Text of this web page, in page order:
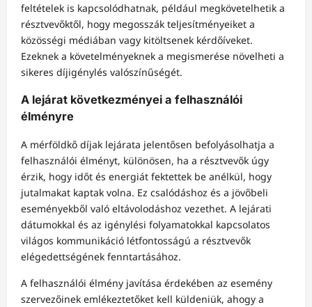
feltételek is kapcsolódhatnak, például megkövetelhetik a
résztvevőktől, hogy megosszák teljesítményeiket a
közösségi médiában vagy kitöltsenek kérdőíveket.
Ezeknek a követelményeknek a megismerése növelheti a
sikeres díjigénylés valószínűségét.
A lejárat következményei a felhasználói
élményre
A mérföldkő díjak lejárata jelentősen befolyásolhatja a
felhasználói élményt, különösen, ha a résztvevők úgy
érzik, hogy időt és energiát fektettek be anélkül, hogy
jutalmakat kaptak volna. Ez csalódáshoz és a jövőbeli
eseményekből való eltávolodáshoz vezethet. A lejárati
dátumokkal és az igénylési folyamatokkal kapcsolatos
világos kommunikáció létfontosságú a résztvevők
elégedettségének fenntartásához.
A felhasználói élmény javítása érdekében az esemény
szervezőinek emlékeztetőket kell küldeniük, ahogy a